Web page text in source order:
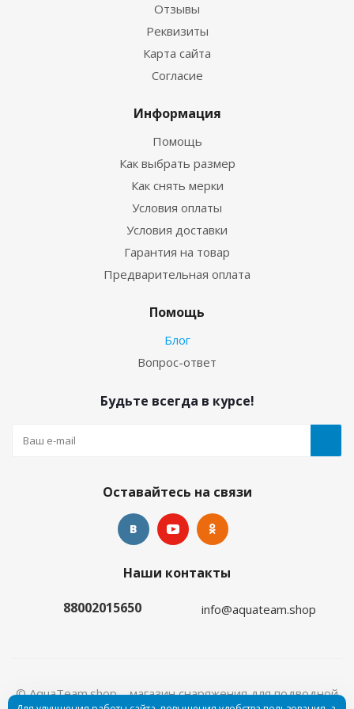
Отзывы
Реквизиты
Карта сайта
Согласие
Информация
Помощь
Как выбрать размер
Как снять мерки
Условия оплаты
Условия доставки
Гарантия на товар
Предварительная оплата
Помощь
Блог
Вопрос-ответ
Будьте всегда в курсе!
Оставайтесь на связи
Наши контакты
88002015650
info@aquateam.shop
© AquaTeam.shop – магазин снаряжения для подводной